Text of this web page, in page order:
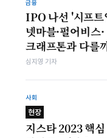
금융
IPO 나선 '시프
넷마블·펄어비스·
크래프톤과 다를
심지영 기자
사회
현장
지스타 2023 핵심